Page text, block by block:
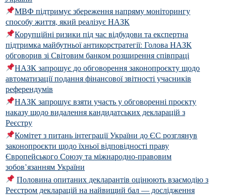
МВФ підтримує збереження напряму моніторингу
способу життя, який реалізує НАЗК
Корупційні ризики під час відбудови та експертна
підтримка майбутньої антикорстратегії: Голова НАЗК
обговорив зі Світовим банком розширення співпраці
НАЗК запрошує до обговорення законопроєкту щодо
автоматизації подання фінансової звітності учасників
референдумів
НАЗК запрошує взяти участь у обговоренні проєкту
наказу щодо видалення кандидатських декларацій з
Реєстру
Комітет з питань інтеграції України до ЄС розглянув
законопроєкти щодо їхньої відповідності праву
Європейського Союзу та міжнародно-правовим
зобов’язанням України
Половина опитаних декларантів оцінюють взаємодію з
Реєстром декларацій на найвищий бал — дослідження